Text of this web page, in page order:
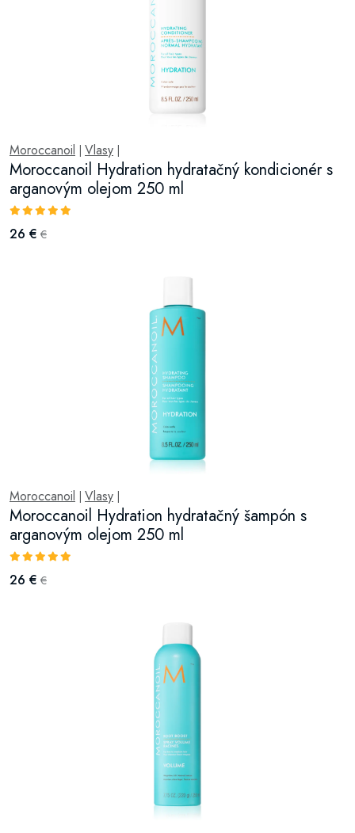
Moroccanoil Vlasy
Moroccanoil Hydration hydratačný kondicionér s
arganovým olejom 250 ml
26 € €
Moroccanoil Vlasy
Moroccanoil Hydration hydratačný šampón s
arganovým olejom 250 ml
26 € €